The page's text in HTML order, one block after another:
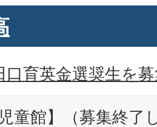
口育英金選奨生を
児童館】（募集終